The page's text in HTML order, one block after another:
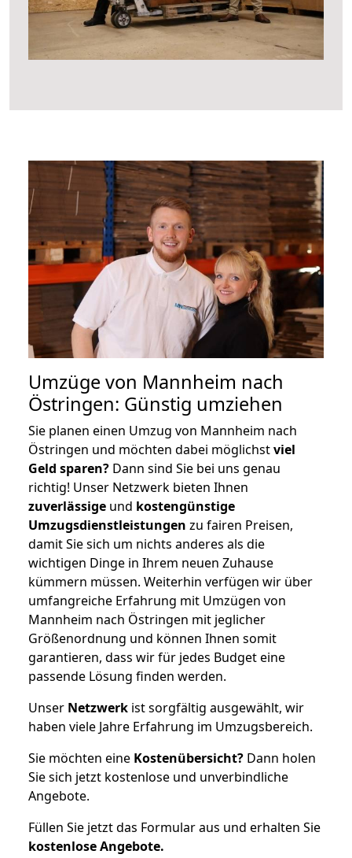
Umzüge von Mannheim nach
Östringen: Günstig umziehen
Sie planen einen Umzug von Mannheim nach
Östringen und möchten dabei möglichstviel
Geld sparen? Dann sind Sie bei uns genau
richtig! Unser Netzwerk bieten Ihnen
zuverlässige und kostengünstige
Umzugsdienstleistungen zu fairen Preisen,
damit Sie sich um nichts anderes als die
wichtigen Dinge in Ihrem neuen Zuhause
kümmern müssen. Weiterhin verfügen wir über
umfangreiche Erfahrung mit Umzügen von
Mannheim nach Östringen mit jeglicher
Größenordnung und können Ihnen somit
garantieren, dass wir für jedes Budget eine
passende Lösung finden werden.
Unser Netzwerk ist sorgfältig ausgewählt, wir
haben viele Jahre Erfahrung im Umzugsbereich.
Sie möchten eine Kostenübersicht? Dann holen
Sie sich jetzt kostenlose und unverbindliche
Angebote.
Füllen Sie jetzt das Formular aus und erhalten Sie
kostenloseAngebote.